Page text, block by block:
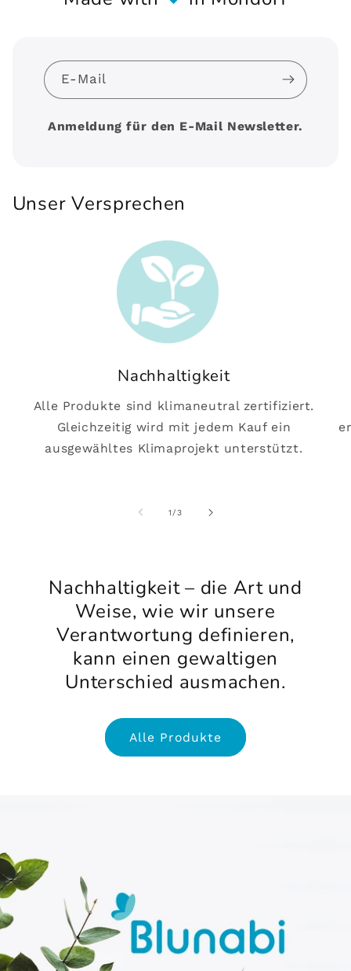
E-Mail
Anmeldung für den E-Mail Newsletter.
Unser Versprechen
Nachhaltigkeit
Alle Produkte sind klimaneutral zertifiziert.
Gleichzeitig wird mit jedem Kauf ein
ausgewähltes Klimaprojekt unterstützt.
1/von
3
Nachhaltigkeit – die Art und
Weise, wie wir unsere
Verantwortung definieren,
kann einen gewaltigen
Unterschied ausmachen.
Alle Produkte